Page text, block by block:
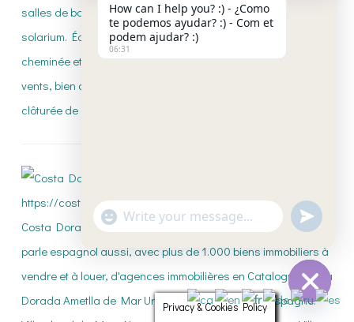
Privacy & Cookies Policy
HIDE
How can I help you? :) - ¿Como
te podemos ayudar? :) - Com et
podem ajudar? :)
06:31
WhatsApp
Message